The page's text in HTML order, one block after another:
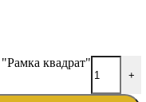
квадрат"
+